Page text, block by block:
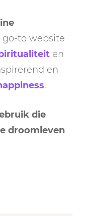
go-to website
en
en
.
die
droomleven